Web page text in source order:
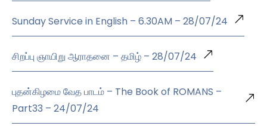
Sunday Service in English – 6.30AM – 28/07/24
சிறப்பு ஞாயிறு ஆராதனை – தமிழ் – 28/07/24
புதன்கிழமை வேத பாடம் – The Book of ROMANS –
Part33 – 24/07/24